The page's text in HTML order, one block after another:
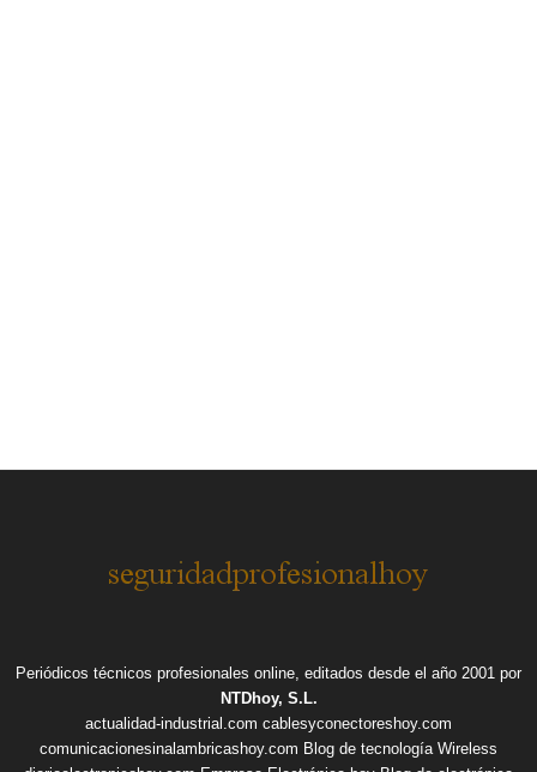
Periódicos técnicos profesionales online, editados desde el año 2001 por
NTDhoy, S.L.
actualidad-industrial.com cablesyconectoreshoy.com
comunicacionesinalambricashoy.com Blog de tecnología Wireless